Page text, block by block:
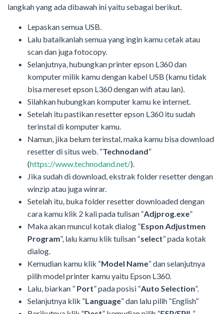
langkah yang ada dibawah ini yaitu sebagai berikut.
Lepaskan semua USB.
Lalu batalkanlah semua yang ingin kamu cetak atau
scan dan juga fotocopy.
Selanjutnya, hubungkan printer epson L360 dan
komputer milik kamu dengan kabel USB (kamu tidak
bisa mereset epson L360 dengan wifi atau lan).
Silahkan hubungkan komputer kamu ke internet.
Setelah itu pastikan resetter epson L360 itu sudah
terinstal di komputer kamu.
Namun, jika belum terinstal, maka kamu bisa download
resetter di situs web. “Technodand”
(https://www.technodand.net/).
Jika sudah di download, ekstrak folder resetter dengan
winzip atau juga winrar.
Setelah itu, buka folder resetter downloaded dengan
cara kamu klik 2 kali pada tulisan “Adjprog.exe“
Maka akan muncul kotak dialog “Espon Adjustmen
Program“, lalu kamu klik tulisan “select” pada kotak
dialog.
Kemudian kamu klik “Model Name” dan selanjutnya
pilih model printer kamu yaitu Epson L360.
Lalu, biarkan ” Port” pada posisi “Auto Selection“.
Selanjutnya klik “Language” dan lalu pilih “English”